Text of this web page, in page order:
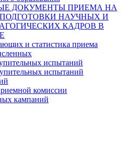
ДОКУМЕНТЫ ПРИЕМА НА
НАУЧНЫХ И
КАДРОВ В
и статистика приема
испытаний
испытаний
комиссии
кампаний